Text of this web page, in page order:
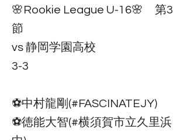
🌸Rookie League U-16🌸 第3
節
vs 静岡学園高校
3-3
⚽️中村龍剛(#FASCINATEJY)
⚽️徳能大智(#横須賀市立久里浜